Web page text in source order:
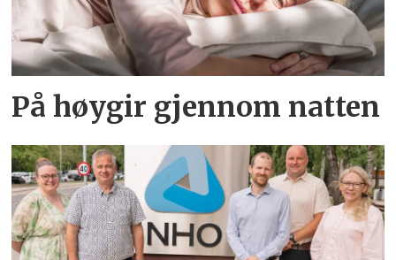
På høygir gjennom natten